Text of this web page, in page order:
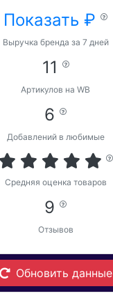
Показать ₽
Выручка бренда за 7 дней
11
Артикулов на WB
6
Добавлений в любимые
Средняя оценка товаров
9
Отзывов
Обновить данные